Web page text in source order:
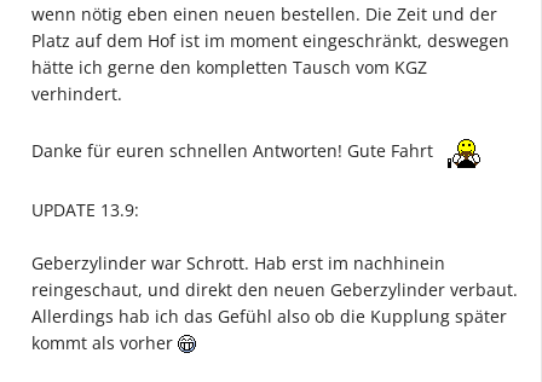
wenn nötig eben einen neuen bestellen. Die Zeit und der
Platz auf dem Hof ist im moment eingeschränkt, deswegen
hätte ich gerne den kompletten Tausch vom KGZ
verhindert.
Danke für euren schnellen Antworten! Gute Fahrt
UPDATE 13.9:
Geberzylinder war Schrott. Hab erst im nachhinein
reingeschaut, und direkt den neuen Geberzylinder verbaut.
Allerdings hab ich das Gefühl also ob die Kupplung später
kommt als vorher